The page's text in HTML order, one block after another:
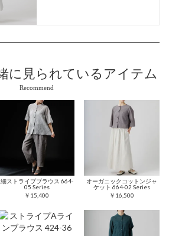
に見られているアイテム
Recommend
細ストライプブラウス 664-
05 Series
￥15,400
オーガニックコットンジャ
ケット 664-02 Series
￥16,500